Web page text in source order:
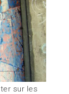
sur les